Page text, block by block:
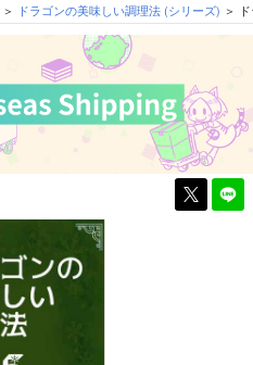
ドラゴンの美味しい調理法 (シリーズ)